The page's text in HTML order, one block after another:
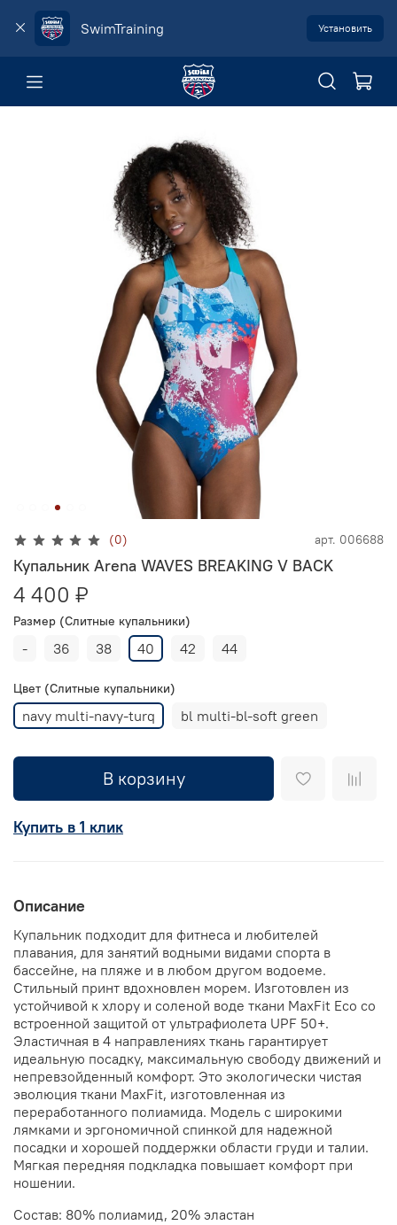
SwimTraining Установить
(0) арт. 006688
Купальник Arena WAVES BREAKING V BACK
4 400 ₽
Размер (Слитные купальники)
- 36 38 40 42 44
Цвет (Слитные купальники)
navy multi-navy-turq bl multi-bl-soft green
В корзину
Купить в 1 клик
Описание
Купальник подходит для фитнеса и любителей
плавания, для занятий водными видами спорта в
бассейне, на пляже и в любом другом водоеме.
Стильный принт вдохновлен морем. Изготовлен из
устойчивой к хлору и соленой воде ткани MaxFit Eco со
встроенной защитой от ультрафиолета UPF 50+.
Эластичная в 4 направлениях ткань гарантирует
идеальную посадку, максимальную свободу движений и
непревзойденный комфорт. Это экологически чистая
эволюция ткани MaxFit, изготовленная из
переработанного полиамида. Модель с широкими
лямками и эргономичной спинкой для надежной
посадки и хорошей поддержки области груди и талии.
Мягкая передняя подкладка повышает комфорт при
ношении.
Состав: 80% полиамид, 20% эластан